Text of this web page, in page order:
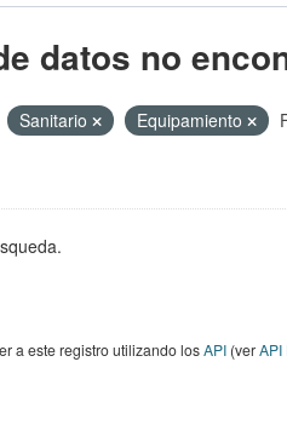
datos no
Sanitario Equipamiento
a este registro utilizando losAPI(verAPI